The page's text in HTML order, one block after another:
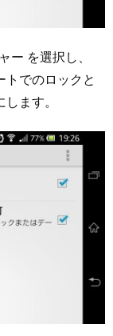
ー を選択し、
トでのロックと
ます。